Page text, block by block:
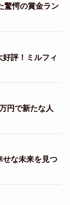
驚愕の賞金ラン
評！ミルフィ
円で新たな人
せな未来を見つ